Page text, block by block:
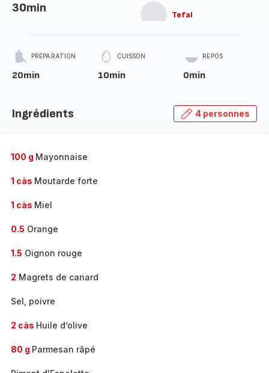
30min Tefal
PRÉPARATION
20min
CUISSON
10min
REPOS
0min
Ingrédients 4 personnes
100 g Mayonnaise
1 càs Moutarde forte
1 càs Miel
0.5 Orange
1.5 Oignon rouge
2 Magrets de canard
Sel, poivre
2 càs Huile d’olive
80 g Parmesan râpé